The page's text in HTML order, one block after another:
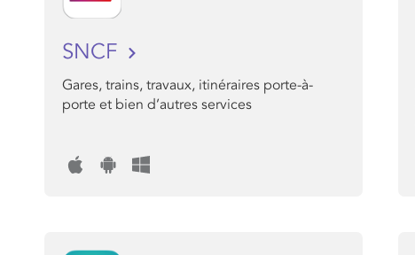
SNCF
Gares, trains, travaux, itinéraires porte-à-
porte et bien d’autres services